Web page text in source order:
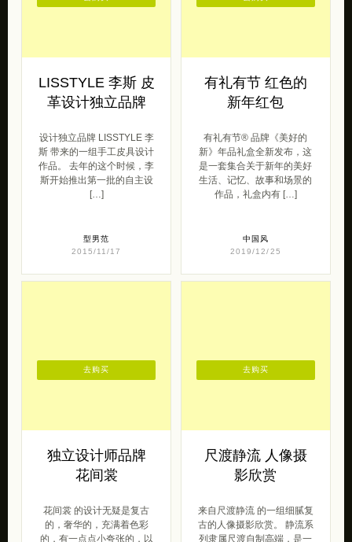
LISSTYLE 李斯 皮
革设计独立品牌
设计独立品牌 LISSTYLE 李
斯 带来的一组手工皮具设计
作品。 去年的这个时候，李
斯开始推出第一批的自主设
[…]
型男范
2015/11/17
有礼有节 红色的
新年红包
有礼有节® 品牌《美好的
新》年品礼盒全新发布，这
是一套集合关于新年的美好
生活、记忆、故事和场景的
作品，礼盒内有 […]
中国风
2019/12/25
独立设计师品牌
花间裳
花间裳 的设计无疑是复古
的，奢华的，充满着色彩
的，有一点点小夸张的，以
去购买
尺渡静流 人像摄
影欣赏
来自尺渡静流 的一组细腻复
古的人像摄影欣赏。 静流系
列隶属尺渡自制高端，是一
去购买